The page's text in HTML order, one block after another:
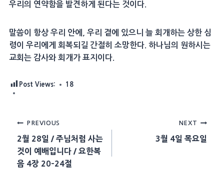
우리의 연약함을 발견하게 된다는 것이다.
말씀이 항상 우리 안에, 우리 곁에 있으니 늘 회개하는 상한 심
령이 우리에게 회복되길 간절히 소망한다. 하나님의 원하시는
교회는 감사와 회개가 표지이다.
Post Views: 18
Post
navigation
PREVIOUS
2월 28일 / 주님처럼 사는
것이 예배입니다 / 요한복
음 4장 20-24절
NEXT
3월 4일 목요일